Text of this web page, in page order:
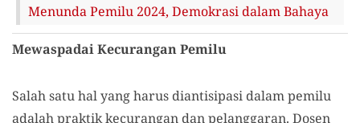
Menunda Pemilu 2024, Demokrasi dalam Bahaya
Mewaspadai Kecurangan Pemilu
Salah satu hal yang harus diantisipasi dalam pemilu
adalah praktik kecurangan dan pelanggaran. Dosen